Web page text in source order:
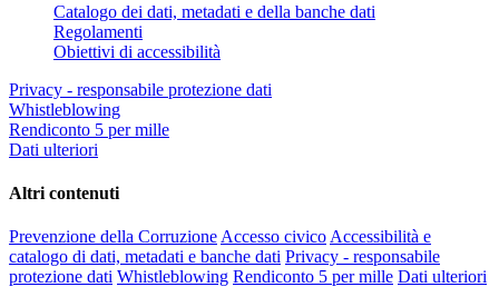
Catalogo dei dati, metadati e della banche dati
Regolamenti
Obiettivi di accessibilità
Privacy - responsabile protezione dati
Whistleblowing
Rendiconto 5 per mille
Dati ulteriori
Altri contenuti
Prevenzione della Corruzione Accesso civico Accessibilità e
catalogo di dati, metadati e banche dati Privacy - responsabile
protezione dati Whistleblowing Rendiconto 5 per mille Dati ulteriori